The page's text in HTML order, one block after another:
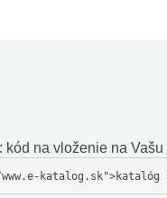
kód na vloženie na Vašu
katalog.sk">katalóg